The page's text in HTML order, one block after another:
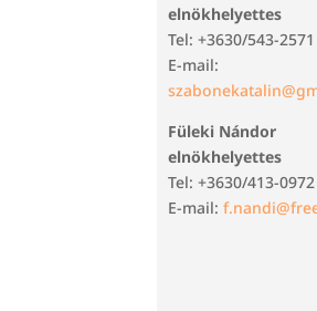
elnökhelyettes
Tel: +3630/543-2571
E-mail:
Füleki Nándor
elnökhelyettes
Tel: +3630/413-0972
E-mail: